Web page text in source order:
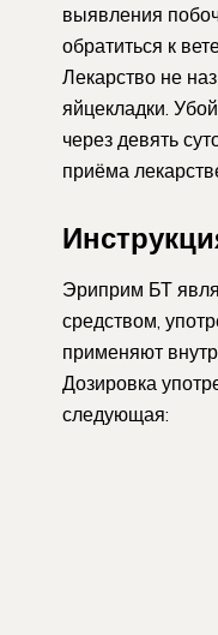
выявления
обратиться к
Лекарство не
яйцекладки.
через девять
приёма
Эриприм БТ
средством,
применяют
Дозировка
следующая: